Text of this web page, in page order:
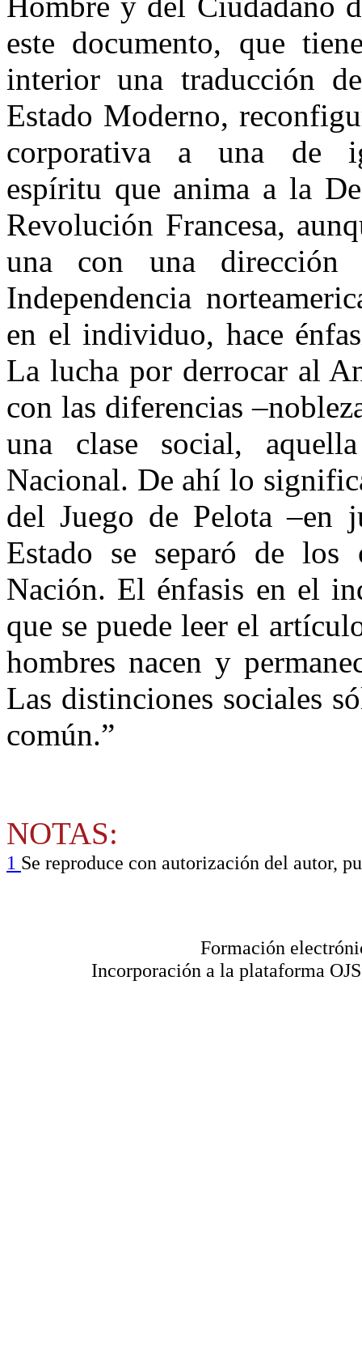
este documento, que
interior una traducción
Estado Moderno,
corporativa a una de
espíritu que anima a la
Revolución Francesa,
una con una
Independencia
en el individuo, hace
La lucha por derrocar al
con las diferencias
una clase social,
Nacional. De ahí lo
del Juego de Pelota –en
Estado se separó de los
Nación. El énfasis en el
que se puede leer el
hombres nacen y
Las distinciones sociales
común.”
NOTAS:
1 Se reproduce con autorización del autor,
Formación
Incorporación a la plataforma